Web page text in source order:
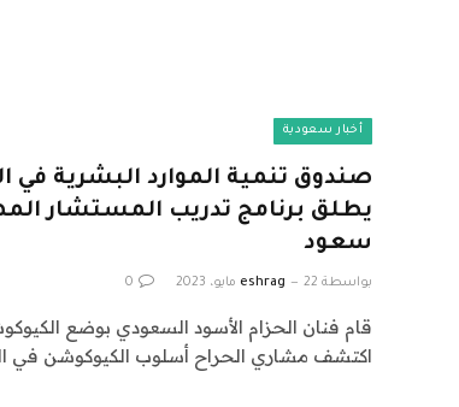
أخبار سعودية
صندوق تنمية الموارد البشرية في
يطلق برنامج تدريب المستشار
سعود
بواسطة eshrag 22 مايو، 2023 0
قام فنان الحزام الأسود السعودي بوضع
اكتشف مشاري الحراح أسلوب الكيوكوشن في